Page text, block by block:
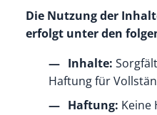
Die Nutzung der
erfolgt unter den
Inhalte:
Haftung für
Haftung: Keine